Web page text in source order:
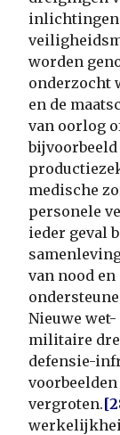
worden
onderzocht
en de
van oorlog
medische
personele
ieder geval
van nood
Nieuwe
militaire
defensie-
vergroten.